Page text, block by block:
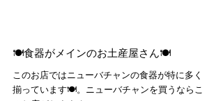
🍽️食器がメインのお土産屋さん🍽️
このお店ではニューバチャンの食器が特に多く
揃っています🍽️。ニューバチャンを買うならこ